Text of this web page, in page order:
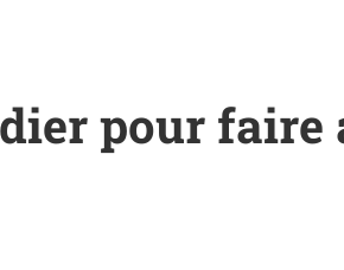
pour